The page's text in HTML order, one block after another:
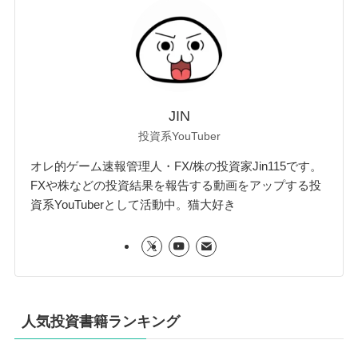
JIN
投資系YouTuber
オレ的ゲーム速報管理人・FX/株の投資家Jin115です。
FXや株などの投資結果を報告する動画をアップする投
資系YouTuberとして活動中。猫大好き
人気投資書籍ランキング